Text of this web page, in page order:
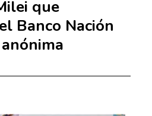
que
Banco Nación